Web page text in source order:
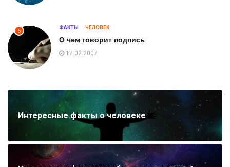
5
ФАКТЫ ЧЕЛОВЕК
О чем говорит подпись
17.02.2007
Интересные факты о человеке